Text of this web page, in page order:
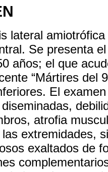
lateral
Se presenta
años; el que
“Mártires del
El
atrofia
extremidades,
exaltados de